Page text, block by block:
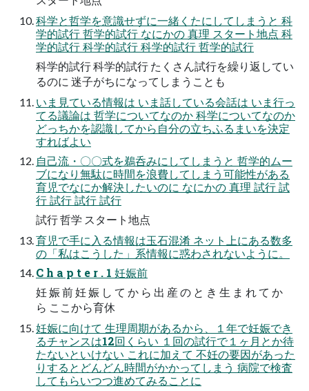
科学と哲学を意識せずに一緒くたにしてしまうと 科
学的試行 哲学的試行 なにかの 真理 スタート地点 科
学的試行 科学的試行 科学的試行 哲学的試行
科学的試行 科学的試行 たくさん試行を繰り返してい
るのに 迷子がちになってしまうことも
いま見ている情報は いま話している会話は いま行っ
てる議論は 哲学についてなのか 科学についてなのか
どっちかを認識してから自分の立ちふるまいを決定
すればよい
自己流・〇〇式を鵜呑みにしてしまうと 哲学的ムー
ブになり無駄に時間を浪費してしまう可能性がある
育児でなにか解決したいのに なにかの 真理 試行 試
行 試行 試行 試行
試行 哲学 スタート地点
育児で手に入る情報は玉石混淆 ネット上にある数多
の「私はこうした」系情報に惑わされないように。
C h a p t e r . 1 妊娠前
妊 娠 前 妊 娠 し て か ら 出 産 の と き 生 ま れ て か
ら ここから育休
妊娠に向けて 生理周期があるから、１年で妊娠でき
るチャンスは12回くらい １回の試行で１ヶ月とか待
たないといけない これに加えて 不妊の要因があった
りするとどんどん時間がかかってしまう 病院で検査
してもらいつつ進めてみることに